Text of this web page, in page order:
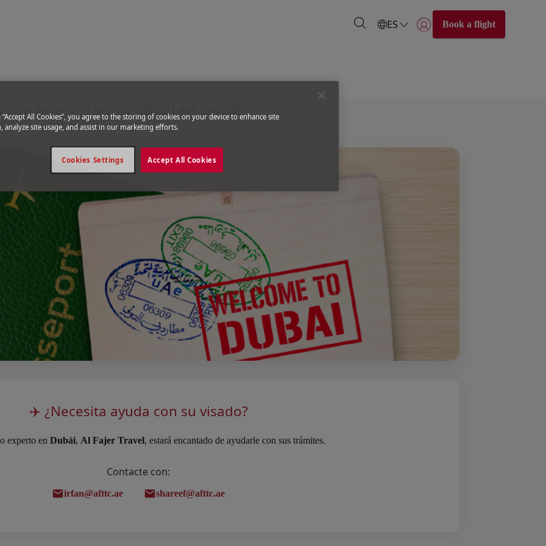
ES Iniciar sesión | Unirse)
Book a flight
Árabes Unidos
nuestro socio oficial en Dubái
✈️ ¿Necesita ayuda con su visado?
experto en Dubái, Al Fajer Travel, estará encantado de ayudarle con sus trámites.
Contacte con:
irfan@afttc.ae shareef@afttc.ae
“Accept All Cookies”, you agree to the storing of cookies on your device to enhance site
analyze site usage, and assist in our marketing efforts.
Accept All Cookies
Cookies Settings